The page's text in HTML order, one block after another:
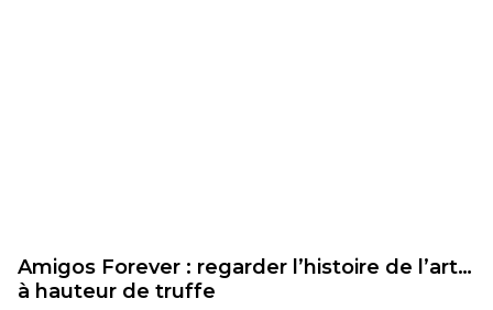
Amigos Forever : regarder l’histoire de l’art…
à hauteur de truffe